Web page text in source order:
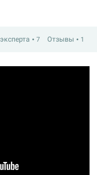
7 Отзывы 1